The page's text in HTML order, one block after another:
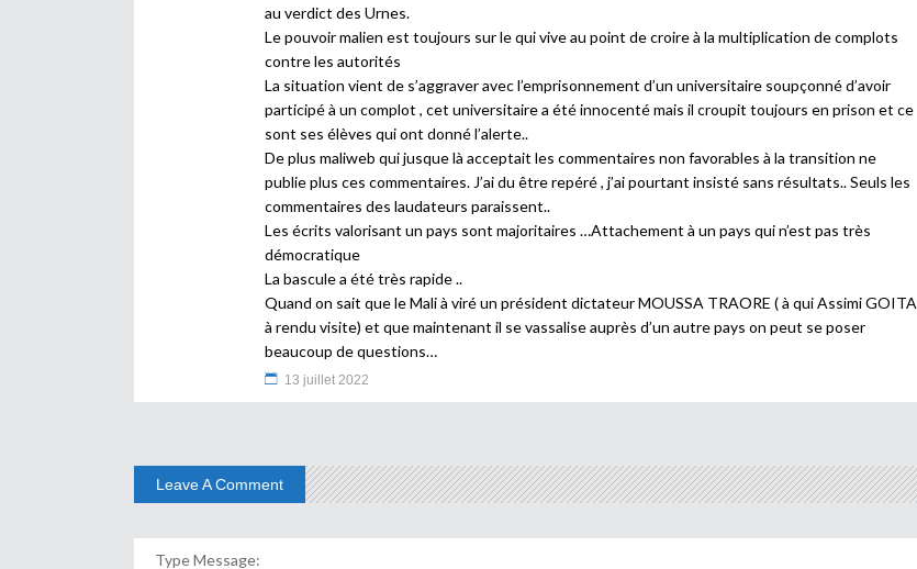
au verdict des Urnes.
Le pouvoir malien est toujours sur le qui vive au point de croire à la multiplication de complots
contre les autorités
La situation vient de s’aggraver avec l’emprisonnement d’un universitaire soupçonné d’avoir
participé à un complot , cet universitaire a été innocenté mais il croupit toujours en prison et ce
sont ses élèves qui ont donné l’alerte..
De plus maliweb qui jusque là acceptait les commentaires non favorables à la transition ne
publie plus ces commentaires. J’ai du être repéré , j’ai pourtant insisté sans résultats.. Seuls les
commentaires des laudateurs paraissent..
Les écrits valorisant un pays sont majoritaires …Attachement à un pays qui n’est pas très
démocratique
La bascule a été très rapide ..
Quand on sait que le Mali à viré un président dictateur MOUSSA TRAORE ( à qui Assimi GOITA
à rendu visite) et que maintenant il se vassalise auprès d’un autre pays on peut se poser
beaucoup de questions…
13 juillet 2022
Leave A Comment